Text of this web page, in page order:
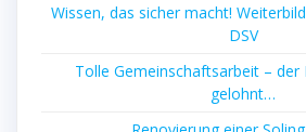
Wissen, das sicher macht!
DSV
Tolle Gemeinschaftsarbeit – der
gelohnt…